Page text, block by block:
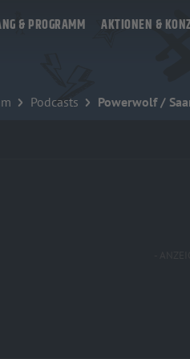
& PROGRAMM AKTIONEN &
Podcasts Powerwolf /